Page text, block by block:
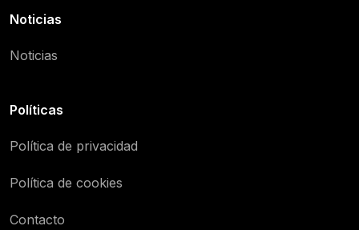
Noticias
Noticias
Políticas
Política de privacidad
Política de cookies
Contacto